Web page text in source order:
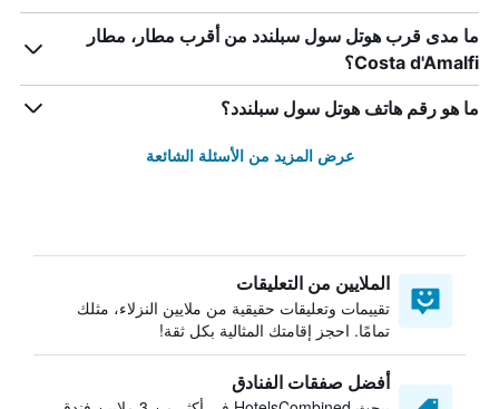
ما مدى قرب هوتل سول سبلندد من أقرب مطار، مطار
Costa d'Amalfi؟
ما هو رقم هاتف هوتل سول سبلندد؟
عرض المزيد من الأسئلة الشائعة
الملايين من التعليقات
تقييمات وتعليقات حقيقية من ملايين النزلاء، مثلك
تمامًا. احجز إقامتك المثالية بكل ثقة!
أفضل صفقات الفنادق